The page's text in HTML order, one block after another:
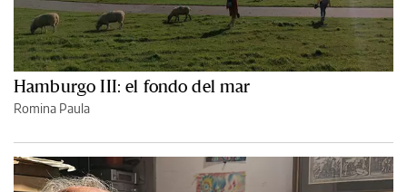
Hamburgo III: el fondo del mar
Romina Paula